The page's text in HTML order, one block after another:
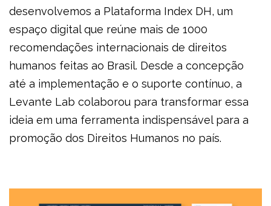
desenvolvemos a Plataforma Index DH, um
espaço digital que reúne mais de 1000
recomendações internacionais de direitos
humanos feitas ao Brasil. Desde a concepção
até a implementação e o suporte contínuo, a
Levante Lab colaborou para transformar essa
ideia em uma ferramenta indispensável para a
promoção dos Direitos Humanos no país.